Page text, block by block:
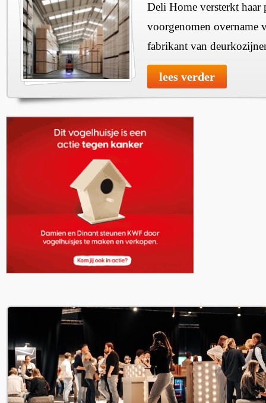
Deli Home versterkt haar
voorgenomen overname
fabrikant van
lees verder